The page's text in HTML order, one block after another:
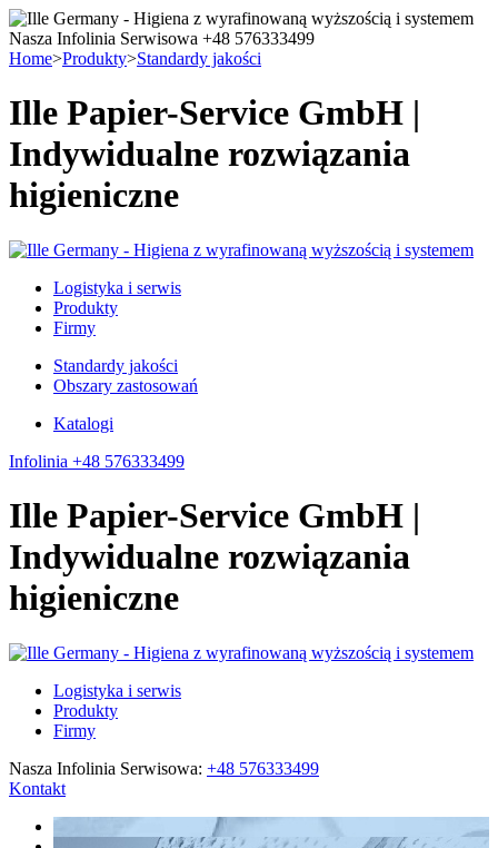
Nasza Infolinia Serwisowa +48 576333499
Home>Produkty>Standardy jakości
Ille Papier-Service GmbH |
Indywidualne rozwiązania
higieniczne
Logistyka i serwis
Produkty
Firmy
Standardy jakości
Obszary zastosowań
Katalogi
Infolinia +48 576333499
Ille Papier-Service GmbH |
Indywidualne rozwiązania
higieniczne
Logistyka i serwis
Produkty
Firmy
Nasza Infolinia Serwisowa: +48 576333499
Kontakt